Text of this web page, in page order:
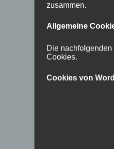
zusammen.
Allgemeine
Die
Cookies.
Cookies von